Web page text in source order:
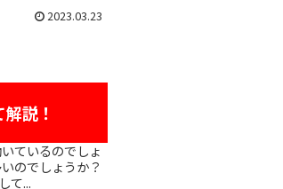
2023.03.23
説！
のでしょうか？
て...